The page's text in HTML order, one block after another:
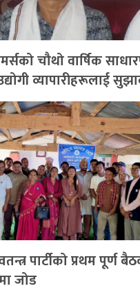
चौथो वार्षिक
व्यापारीहरूलाई
पार्टीको प्रथम पूर्ण
जोड